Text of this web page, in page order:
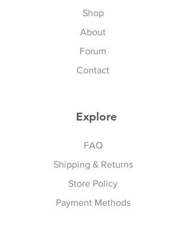
Shop
About
Forum
Contact
Explore
FAQ
Shipping & Returns
Store Policy
Payment Methods